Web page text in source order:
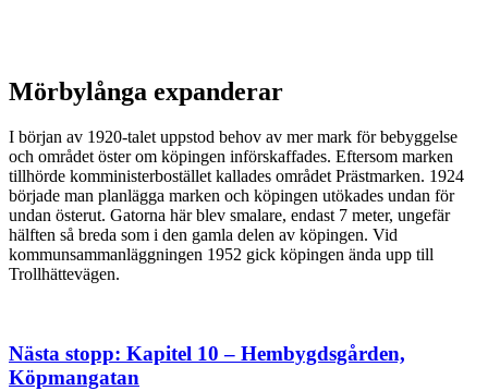
Mörbylånga expanderar
I början av 1920-talet uppstod behov av mer mark för bebyggelse
och området öster om köpingen införskaffades. Eftersom marken
tillhörde komministerbostället kallades området Prästmarken. 1924
började man planlägga marken och köpingen utökades undan för
undan österut. Gatorna här blev smalare, endast 7 meter, ungefär
hälften så breda som i den gamla delen av köpingen. Vid
kommunsammanläggningen 1952 gick köpingen ända upp till
Trollhättevägen.
Nästa stopp: Kapitel 10 – Hembygdsgården,
Köpmangatan